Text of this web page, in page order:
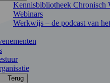
Kennisbibliotheek Chronisch
Webinars
Werkwijs – de podcast van
Terug